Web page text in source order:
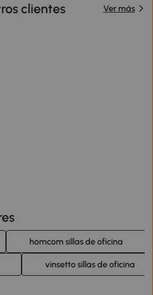
clientes Ver más
homcom sillas de oficina
vinsetto sillas de oficina